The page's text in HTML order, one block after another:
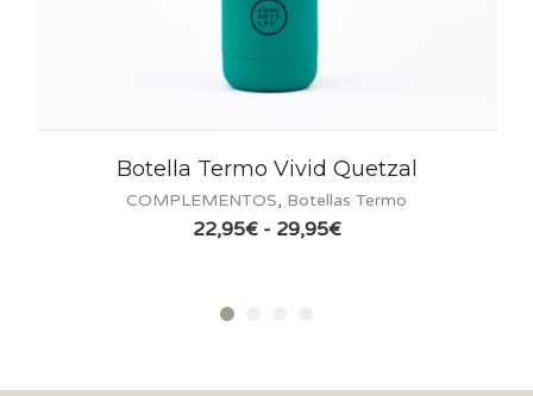
Botella Termo Vivid Quetzal
COMPLEMENTOS,Botellas Termo
29,95€Rango
22,95€